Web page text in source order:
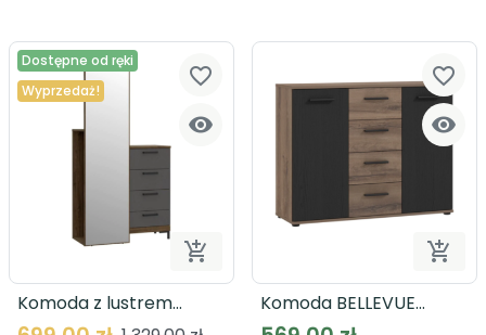
Dostępne od ręki
Wyprzedaż!


Dodaj do koszyka
favorite_border
Komoda z lustrem
QUETORE QTRK721


favorite_border
Komoda BELLEVUE
TOKK233